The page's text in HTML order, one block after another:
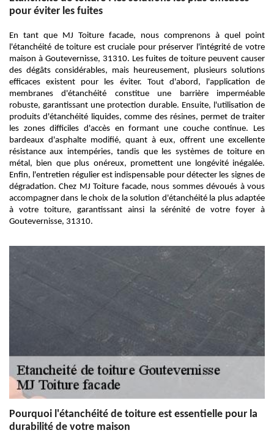
pour éviter les fuites
En tant que MJ Toiture facade, nous comprenons à quel point
l'étanchéité de toiture est cruciale pour préserver l'intégrité de votre
maison à Goutevernisse, 31310. Les fuites de toiture peuvent causer
des dégâts considérables, mais heureusement, plusieurs solutions
efficaces existent pour les éviter. Tout d'abord, l'application de
membranes d'étanchéité constitue une barrière imperméable
robuste, garantissant une protection durable. Ensuite, l'utilisation de
produits d'étanchéité liquides, comme des résines, permet de traiter
les zones difficiles d'accès en formant une couche continue. Les
bardeaux d'asphalte modifié, quant à eux, offrent une excellente
résistance aux intempéries, tandis que les systèmes de toiture en
métal, bien que plus onéreux, promettent une longévité inégalée.
Enfin, l'entretien régulier est indispensable pour détecter les signes de
dégradation. Chez MJ Toiture facade, nous sommes dévoués à vous
accompagner dans le choix de la solution d'étanchéité la plus adaptée
à votre toiture, garantissant ainsi la sérénité de votre foyer à
Goutevernisse, 31310.
Pourquoi l'étanchéité de toiture est essentielle pour la
durabilité de votre maison